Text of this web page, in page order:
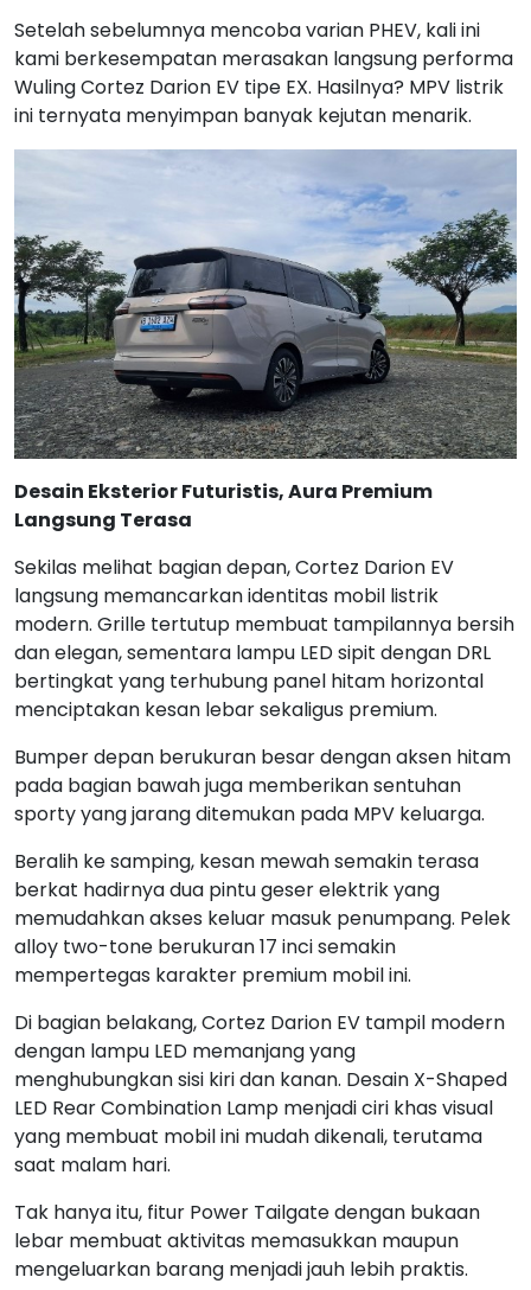
Setelah sebelumnya mencoba varian PHEV, kali ini
kami berkesempatan merasakan langsung performa
Wuling Cortez Darion EV tipe EX. Hasilnya? MPV listrik
ini ternyata menyimpan banyak kejutan menarik.
Desain Eksterior Futuristis, Aura Premium
Langsung Terasa
Sekilas melihat bagian depan, Cortez Darion EV
langsung memancarkan identitas mobil listrik
modern. Grille tertutup membuat tampilannya bersih
dan elegan, sementara lampu LED sipit dengan DRL
bertingkat yang terhubung panel hitam horizontal
menciptakan kesan lebar sekaligus premium.
Bumper depan berukuran besar dengan aksen hitam
pada bagian bawah juga memberikan sentuhan
sporty yang jarang ditemukan pada MPV keluarga.
Beralih ke samping, kesan mewah semakin terasa
berkat hadirnya dua pintu geser elektrik yang
memudahkan akses keluar masuk penumpang. Pelek
alloy two-tone berukuran 17 inci semakin
mempertegas karakter premium mobil ini.
Di bagian belakang, Cortez Darion EV tampil modern
dengan lampu LED memanjang yang
menghubungkan sisi kiri dan kanan. Desain X-Shaped
LED Rear Combination Lamp menjadi ciri khas visual
yang membuat mobil ini mudah dikenali, terutama
saat malam hari.
Tak hanya itu, fitur Power Tailgate dengan bukaan
lebar membuat aktivitas memasukkan maupun
mengeluarkan barang menjadi jauh lebih praktis.